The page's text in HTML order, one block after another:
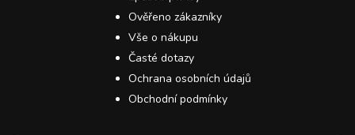
Ověřeno zákazníky
Vše o nákupu
Časté dotazy
Ochrana osobních údajů
Obchodní podmínky